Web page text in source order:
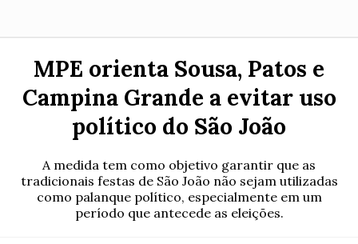
MPE orienta Sousa, Patos e
Campina Grande a evitar uso
político do São João
A medida tem como objetivo garantir que as
tradicionais festas de São João não sejam utilizadas
como palanque político, especialmente em um
período que antecede as eleições.